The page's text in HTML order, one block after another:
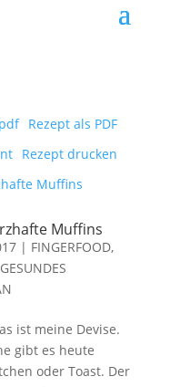
Rezept als PDF
Rezept drucken
Muffins
| FINGERFOOD,
GESUNDES
ist meine Devise.
gibt es heute
oder Toast. Der